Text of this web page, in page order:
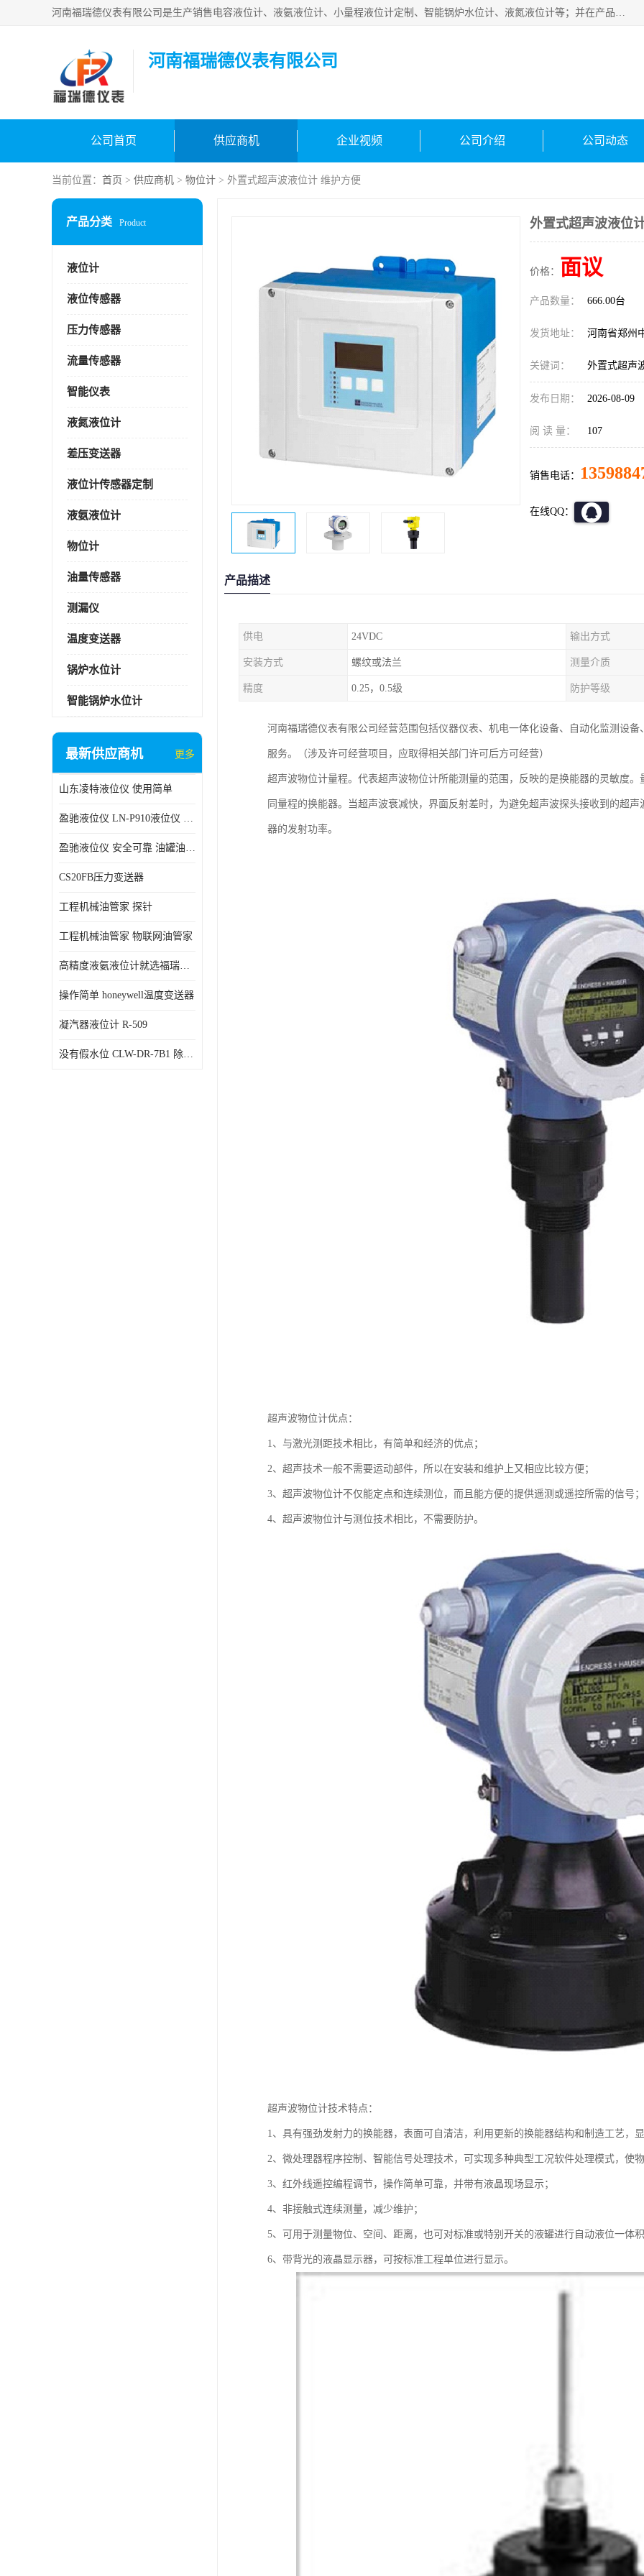
河南福瑞德仪表有限公司是生产销售电容液位计、液氨液位计、小量程液位计定制、智能锅炉水位计、液氮液位计等；并在产品开发、研制的过程中，吸取国内外仪器仪表的技术精华，建立了一支高、精、尖的科研开发队伍，使产品性能不断升级。
河南福瑞德仪表有限公司
公司首页 供应商机 企业视频 公司介绍 公司动态
当前位置： 首页 > 供应商机 > 物位计 > 外置式超声波液位计 维护方便
产品分类 Product
液位计
液位传感器
压力传感器
流量传感器
智能仪表
液氮液位计
差压变送器
液位计传感器定制
液氨液位计
物位计
油量传感器
测漏仪
温度变送器
锅炉水位计
智能锅炉水位计
最新供应商机 更多
山东凌特液位仪 使用简单
盈驰液位仪 LN-P910液位仪 安全可靠
盈驰液位仪 安全可靠 油罐油位检测
CS20FB压力变送器
工程机械油管家 探针
工程机械油管家 物联网油管家
高精度液氨液位计就选福瑞德仪表
操作简单 honeywell温度变送器
凝汽器液位计 R-509
没有假水位 CLW-DR-7B1 除氧器水位测量
外置式超声波液位
价格： 面议
产品数量： 666.00台
发货地址： 河南省郑州
关键词： 外置式超声
发布日期： 2026-08-09
阅 读 量： 107
销售电话：
在线QQ：
产品描述
供电 24VDC 输出方式
安装方式 螺纹或法兰 测量介质
精度 0.25，0.5级 防护等级
河南福瑞德仪表有限公司经营范围包括仪器仪表、机电一体化设备、自动化监测设
服务。（涉及许可经营项目，应取得相关部门许可后方可经营）
超声波物位计量程。代表超声波物位计所能测量的范围，反映的是换能器的灵敏度
同量程的换能器。当超声波衰减快，界面反射差时，为避免超声波探头接收到的超
器的发射功率。
超声波物位计优点：
1、与激光测距技术相比，有简单和经济的优点；
2、超声技术一般不需要运动部件，所以在安装和维护上又相应比较方便；
3、超声波物位计不仅能定点和连续测位，而且能方便的提供遥测或遥控所需的信号；
4、超声波物位计与测位技术相比，不需要防护。
超声波物位计技术特点：
1、具有强劲发射力的换能器，表面可自清洁，利用更新的换能器结构和制造工艺，
2、微处理器程序控制、智能信号处理技术，可实现多种典型工况软件处理模式，使
3、红外线遥控编程调节，操作简单可靠，并带有液晶现场显示；
4、非接触式连续测量，减少维护；
5、可用于测量物位、空间、距离，也可对标准或特别开关的液罐进行自动液位一体
6、带背光的液晶显示器，可按标准工程单位进行显示。